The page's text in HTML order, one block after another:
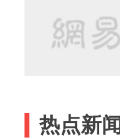
热点新闻